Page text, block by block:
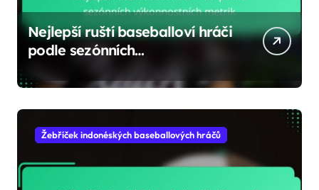
Nejlepší ruští baseballoví hráči
podle sezónních
výkonnostních metrik
Žebříček indonéských baseballových hráčů